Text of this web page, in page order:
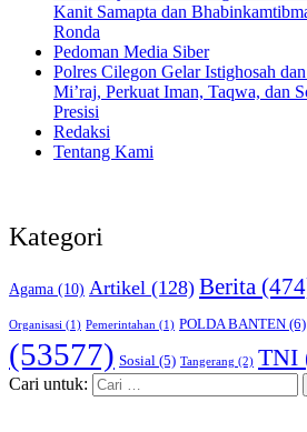
Kanit Samapta dan
Ronda
Pedoman Media Siber
Polres Cilegon Gelar Istighosah
Mi’raj, Perkuat Iman, Taqwa, dan
Presisi
Redaksi
Tentang Kami
Kategori
Agama (10) Artikel (128) Berita
Organisasi (1) Pemerintahan (1) POLDA BANTEN (6)
(53577) Sosial (5) Tangerang (2) TNI
Cari untuk: